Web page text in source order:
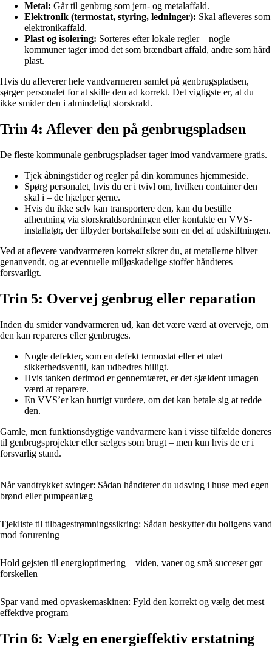
Metal: Går til genbrug som jern- og metalaffald.
Elektronik (termostat, styring, ledninger): Skal afleveres som
elektronikaffald.
Plast og isolering: Sorteres efter lokale regler – nogle
kommuner tager imod det som brændbart affald, andre som hård
plast.
Hvis du afleverer hele vandvarmeren samlet på genbrugspladsen,
sørger personalet for at skille den ad korrekt. Det vigtigste er, at du
ikke smider den i almindeligt storskrald.
Trin 4: Aflever den på genbrugspladsen
De fleste kommunale genbrugspladser tager imod vandvarmere gratis.
Tjek åbningstider og regler på din kommunes hjemmeside.
Spørg personalet, hvis du er i tvivl om, hvilken container den
skal i – de hjælper gerne.
Hvis du ikke selv kan transportere den, kan du bestille
afhentning via storskraldsordningen eller kontakte en VVS-
installatør, der tilbyder bortskaffelse som en del af udskiftningen.
Ved at aflevere vandvarmeren korrekt sikrer du, at metallerne bliver
genanvendt, og at eventuelle miljøskadelige stoffer håndteres
forsvarligt.
Trin 5: Overvej genbrug eller reparation
Inden du smider vandvarmeren ud, kan det være værd at overveje, om
den kan repareres eller genbruges.
Nogle defekter, som en defekt termostat eller et utæt
sikkerhedsventil, kan udbedres billigt.
Hvis tanken derimod er gennemtæret, er det sjældent umagen
værd at reparere.
En VVS’er kan hurtigt vurdere, om det kan betale sig at redde
den.
Gamle, men funktionsdygtige vandvarmere kan i visse tilfælde doneres
til genbrugsprojekter eller sælges som brugt – men kun hvis de er i
forsvarlig stand.
Når vandtrykket svinger: Sådan håndterer du udsving i huse med egen
brønd eller pumpeanlæg
Tjekliste til tilbagestrømningssikring: Sådan beskytter du boligens vand
mod forurening
Hold gejsten til energioptimering – viden, vaner og små succeser gør
forskellen
Spar vand med opvaskemaskinen: Fyld den korrekt og vælg det mest
effektive program
Trin 6: Vælg en energieffektiv erstatning